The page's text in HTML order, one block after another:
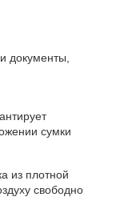
документы,
сумки
из плотной
свободно